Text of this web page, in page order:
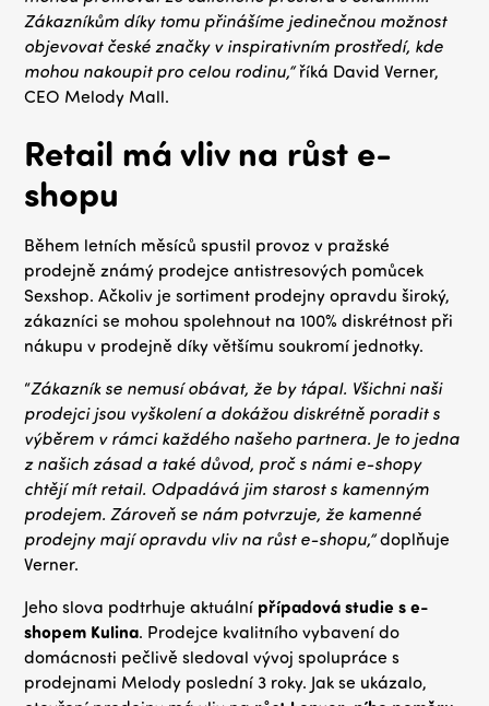
Zákazníkům díky tomu přinášíme jedinečnou možnost
objevovat české značky v inspirativním prostředí, kde
mohou nakoupit pro celou rodinu,“říká David Verner,
CEO Melody Mall.
Retail má vliv na růst e-
shopu
Během letních měsíců spustil provoz v pražské
prodejně známý prodejce antistresových pomůcek
Sexshop. Ačkoliv je sortiment prodejny opravdu široký,
zákazníci se mohou spolehnout na 100% diskrétnost při
nákupu v prodejně díky většímu soukromí jednotky.
“Zákazník se nemusí obávat, že by tápal. Všichni naši
prodejci jsou vyškolení a dokážou diskrétně poradit s
výběrem v rámci každého našeho partnera. Je to jedna
z našich zásad a také důvod, proč s námi e-shopy
chtějí mít retail. Odpadává jim starost s kamenným
prodejem. Zároveň se nám potvrzuje, že kamenné
prodejny mají opravdu vliv na růst e-shopu,”doplňuje
Verner.
Jeho slova podtrhuje aktuální případová studie s e-
shopem Kulina. Prodejce kvalitního vybavení do
domácnosti pečlivě sledoval vývoj spolupráce s
prodejnami Melody poslední 3 roky. Jak se ukázalo,